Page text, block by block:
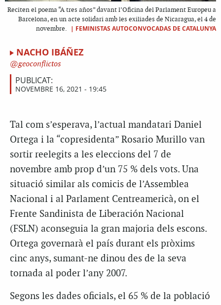
Reciten el poema “A tres años” davant l’Oficina del Parlament Europeu a
Barcelona, en un acte solidari amb les exiliades de Nicaragua, el 4 de
novembre.
| FEMINISTAS AUTOCONVOCADAS DE CATALUNYA
NACHO IBÁÑEZ
geoconflictos
PUBLICAT:
NOVEMBRE 16, 2021 - 19:45
Tal com s’esperava, l’actual mandatari Daniel
Ortega i la “copresidenta” Rosario Murillo van
sortir reelegits a les eleccions del 7 de
novembre amb prop d’un 75 % dels vots. Una
situació similar als comicis de l’Assemblea
Nacional i al Parlament Centreamericà, on el
Frente Sandinista de Liberación Nacional
(FSLN) aconseguia la gran majoria dels escons.
Ortega governarà el país durant els pròxims
cinc anys, sumant-ne dinou des de la seva
tornada al poder l’any 2007.
Segons les dades oficials, el 65 % de la població